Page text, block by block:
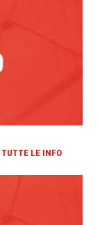
LE INFO